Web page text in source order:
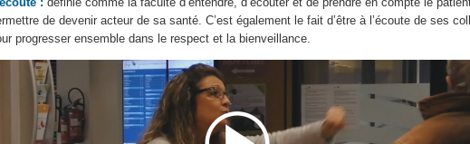
de devenir acteur de sa santé. C’est également le fait d’être à l’écoute de ses
progresser ensemble dans le respect et la bienveillance.